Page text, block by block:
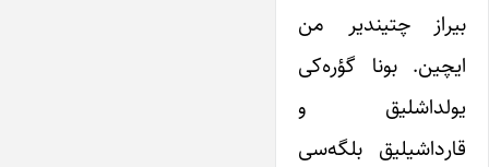
بیراز چتیندیر من
ایچین. بونا گؤره‌کی
یولداشلیق و
قارداشیلیق بلگه‌سی